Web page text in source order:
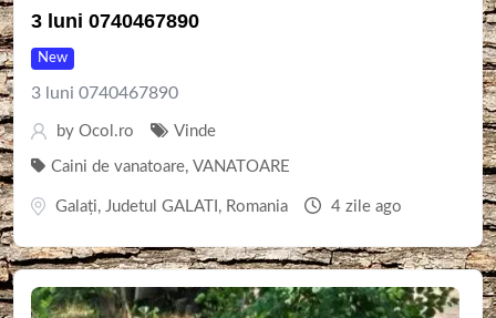
3 luni 0740467890
New
3 luni 0740467890
by Ocol.ro Vinde
Caini de vanatoare, VANATOARE
Galaţi, Judetul GALATI , Romania 4 zile ago